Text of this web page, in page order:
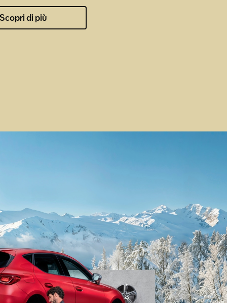
Scopri di più